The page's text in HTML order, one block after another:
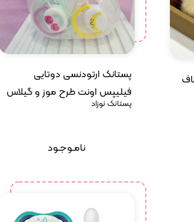
پستانک ارتودنسی دوتایی
فیلیپس اونت طرح موز و گیلاس
پستانک نوزاد
نامـوجـود